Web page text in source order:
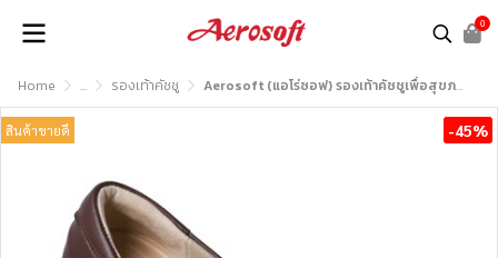
0
Home ... รองเท้าคัชชู Aerosoft (แอโร่ซอฟ) รองเท้าคัชชูเพื่อสุขภาพ รุ่น CW3132
สินค้าขายดี -45%